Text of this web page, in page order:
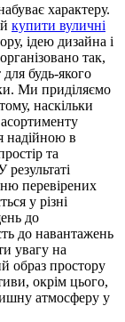
характеру.
купити вуличні
ідею дизайна і
так,
будь-якого
Ми приділяємо
наскільки
асортименту
надійною в
та
перевірених
у різні
до
до навантажень
увагу на
образ простору
окрім цього,
атмосферу у